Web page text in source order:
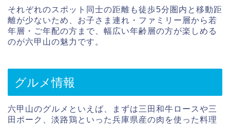
それぞれのスポット同士の距離も徒歩5分圏内と移動距
離が少ないため、お子さま連れ・ファミリー層から若
年層・ご年配の方まで、幅広い年齢層の方が楽しめる
のが六甲山の魅力です。
グルメ情報
六甲山のグルメといえば、まずは三田和牛ロースや三
田ポーク、淡路鶏といった兵庫県産の肉を使った料理